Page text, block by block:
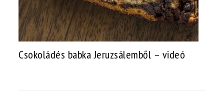
Csokoládés babka Jeruzsálemből – videó